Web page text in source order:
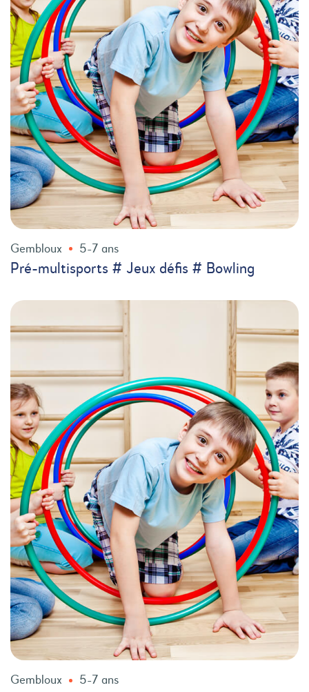
Gembloux 5-7 ans
Pré-multisports # Jeux défis # Bowling
Gembloux 5-7 ans